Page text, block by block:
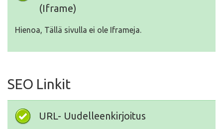
(Iframe)
Hienoa, Tällä sivulla ei ole Iframeja.
SEO Linkit
URL- Uudelleenkirjoitus